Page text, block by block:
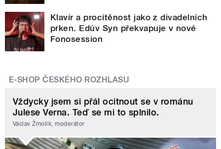
Klavír a procítěnost jako z divadelních
prken. Edúv Syn překvapuje v nové
Fonosession
E-SHOP ČESKÉHO ROZHLASU
Vždycky jsem si přál ocitnout se v románu
Julese Verna. Teď se mi to splnilo.
Václav Žmolík, moderátor